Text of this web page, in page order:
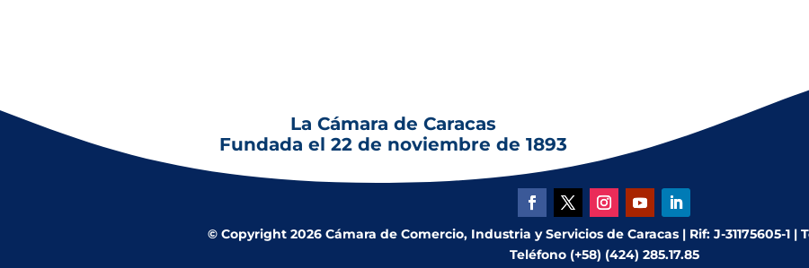
La Cámara de Caracas
Fundada el 22 de noviembre de 1893
© Copyright 2026 Cámara de Comercio, Industria y Servicios de Caracas | Rif: J-31175605-1 |
Teléfono (+58) (424) 285.17.85